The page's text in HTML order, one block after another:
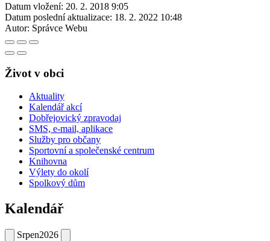
Datum vložení: 20. 2. 2018 9:05
Datum poslední aktualizace: 18. 2. 2022 10:48
Autor: Správce Webu
Život v obci
Aktuality
Kalendář akcí
Dobřejovický zpravodaj
SMS, e-mail, aplikace
Služby pro občany
Sportovní a společenské centrum
Knihovna
Výlety do okolí
Spolkový dům
Kalendář
Srpen2026